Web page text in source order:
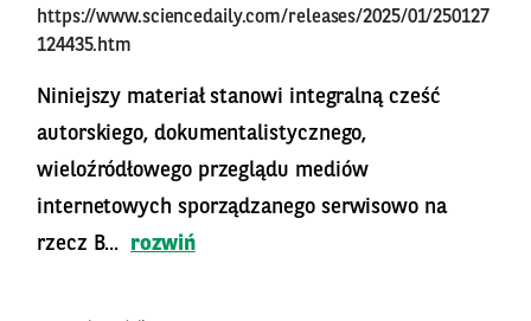
https://www.sciencedaily.com/releases/2025/01/250127
124435.htm
Niniejszy materiał stanowi integralną cześć
autorskiego, dokumentalistycznego,
wieloźródłowego przeglądu mediów
internetowych sporządzanego serwisowo na
rzecz B...
rozwiń